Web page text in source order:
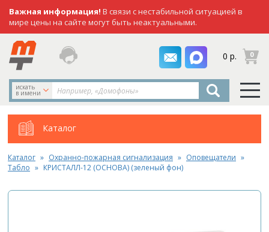
Важная информация! В связи с нестабильной ситуацией в
мире цены на сайте могут быть неактуальными.
0 р. 0
искать
в имени
Каталог
Каталог Охранно-пожарная сигнализация
Оповещатели
Табло
КРИСТАЛЛ-12 (ОСНОВА) (зеленый фон)